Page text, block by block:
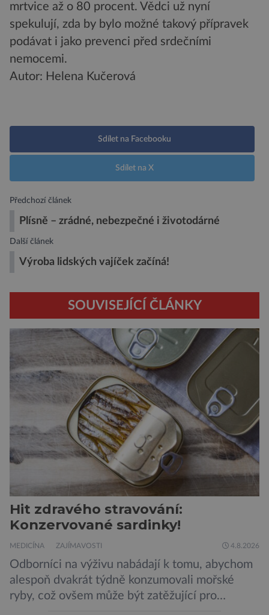
mrtvice až o 80 procent. Vědci už nyní
spekulují, zda by bylo možné takový přípravek
podávat i jako prevenci před srdečními
nemocemi.
Autor: Helena Kučerová
Sdílet na Facebooku
Sdílet na X
Předchozí článek
Plísně – zrádné, nebezpečné i životodárné
Další článek
Výroba lidských vajíček začíná!
SOUVISEJÍCÍ ČLÁNKY
Hit zdravého stravování:
Konzervované sardinky!
MEDICÍNA ZAJÍMAVOSTI 4.8.2026
Odborníci na výživu nabádají k tomu, abychom
alespoň dvakrát týdně konzumovali mořské
ryby, což ovšem může být zatěžující pro